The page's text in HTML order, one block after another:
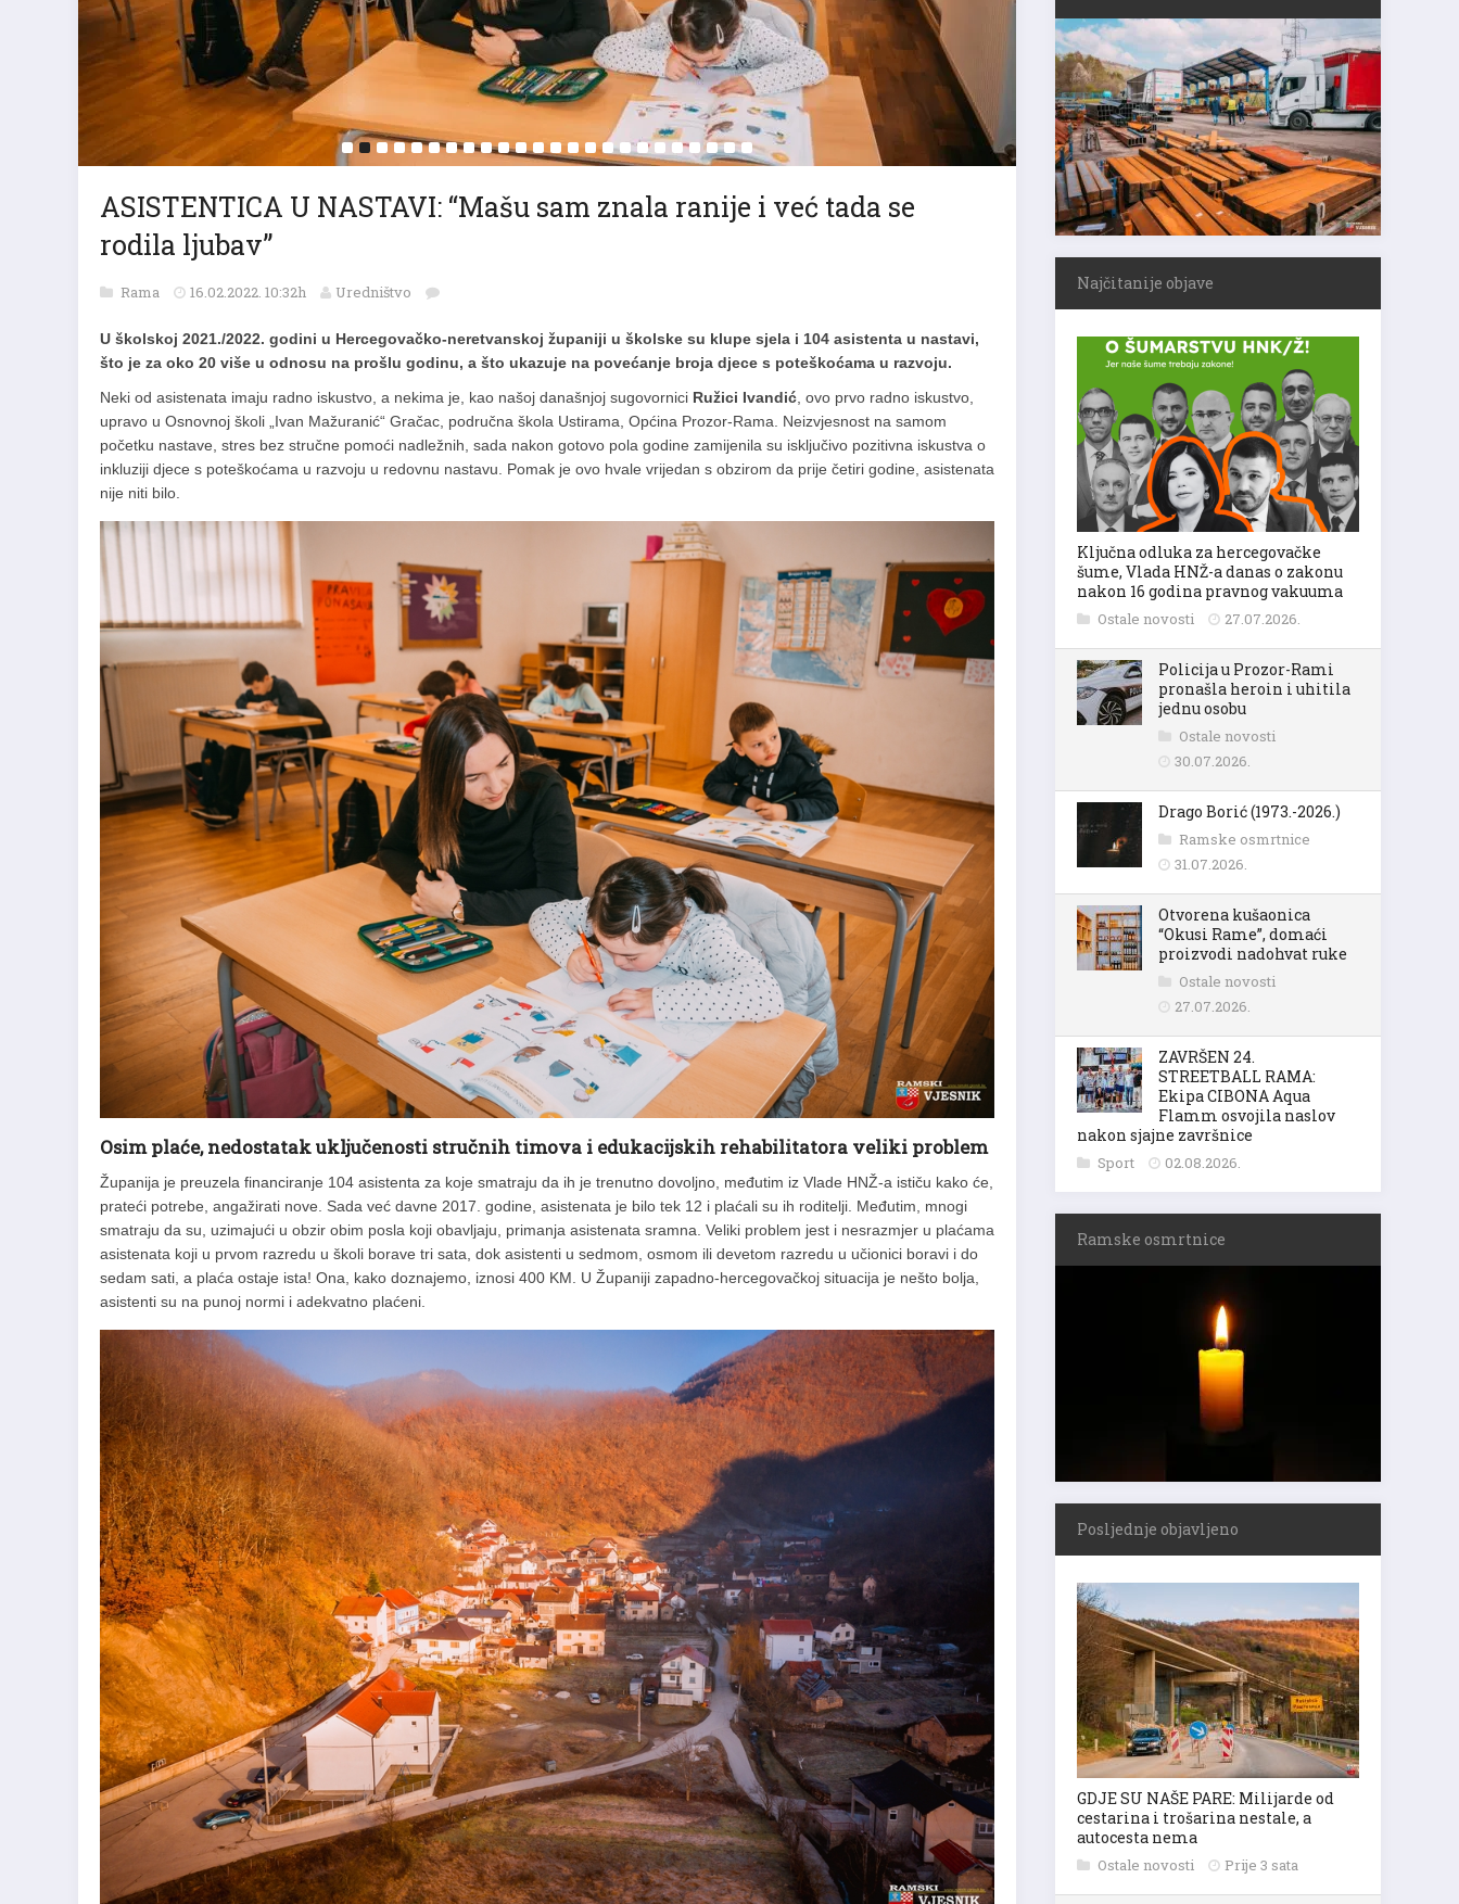
ASISTENTICA U NASTAVI: “Mašu sam znala ranije i već tada se
rodila ljubav”
Rama 16.02.2022. 10:32h Uredništvo
U školskoj 2021./2022. godini u Hercegovačko-neretvanskoj županiji u školske su klupe sjela i 104 asistenta u nastavi,
što je za oko 20 više u odnosu na prošlu godinu, a što ukazuje na povećanje broja djece s poteškoćama u razvoju.
Neki od asistenata imaju radno iskustvo, a nekima je, kao našoj današnjoj sugovornici Ružici Ivandić , ovo prvo radno iskustvo,
upravo u Osnovnoj školi „Ivan Mažuranić“ Gračac, područna škola Ustirama, Općina Prozor-Rama. Neizvjesnost na samom
početku nastave, stres bez stručne pomoći nadležnih, sada nakon gotovo pola godine zamijenila su isključivo pozitivna iskustva o
inkluziji djece s poteškoćama u razvoju u redovnu nastavu. Pomak je ovo hvale vrijedan s obzirom da prije četiri godine, asistenata
nije niti bilo.
Osim plaće, nedostatak uključenosti stručnih timova i edukacijskih rehabilitatora veliki problem
Županija je preuzela financiranje 104 asistenta za koje smatraju da ih je trenutno dovoljno, međutim iz Vlade HNŽ-a ističu kako će,
prateći potrebe, angažirati nove. Sada već davne 2017. godine, asistenata je bilo tek 12 i plaćali su ih roditelji. Međutim, mnogi
smatraju da su, uzimajući u obzir obim posla koji obavljaju, primanja asistenata sramna. Veliki problem jest i nesrazmjer u plaćama
asistenata koji u prvom razredu u školi borave tri sata, dok asistenti u sedmom, osmom ili devetom razredu u učionici boravi i do
sedam sati, a plaća ostaje ista! Ona, kako doznajemo, iznosi 400 KM. U Županiji zapadno-hercegovačkoj situacija je nešto bolja,
asistenti su na punoj normi i adekvatno plaćeni.
Najčitanije objave
Ključna odluka za hercegovačke
šume, Vlada HNŽ-a danas o zakonu
nakon 16 godina pravnog vakuuma
Ostale novosti 27.07.2026.
Policija u Prozor-Rami
pronašla heroin i uhitila
jednu osobu
Ostale novosti
30.07.2026.
Drago Borić (1973.-2026.)
Ramske osmrtnice
31.07.2026.
Otvorena kušaonica
“Okusi Rame”, domaći
proizvodi nadohvat ruke
Ostale novosti
27.07.2026.
ZAVRŠEN 24.
STREETBALL RAMA:
Ekipa CIBONA Aqua
Flamm osvojila naslov
nakon sjajne završnice
Sport 02.08.2026.
Ramske osmrtnice
Posljednje objavljeno
GDJE SU NAŠE PARE: Milijarde od
cestarina i trošarina nestale, a
autocesta nema
Ostale novosti Prije 3 sata